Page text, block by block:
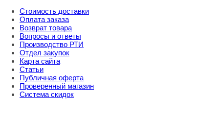
Стоимость доставки
Оплата заказа
Возврат товара
Вопросы и ответы
Производство РТИ
Отдел закупок
Карта сайта
Статьи
Публичная оферта
Проверенный магазин
Система скидок